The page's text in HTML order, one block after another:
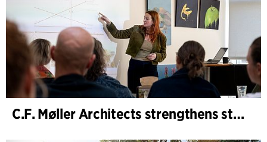
C.F. Møller Architects strengthens strategic advisory in the early phases